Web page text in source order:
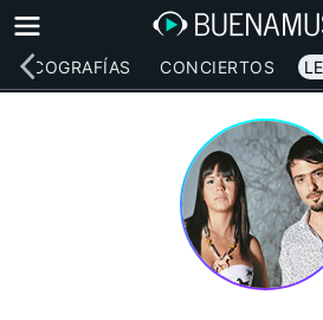
DISCOGRAFÍAS CONCIERTOS